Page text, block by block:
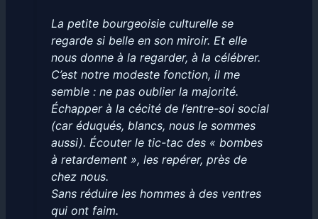
La petite bourgeoisie culturelle se
regarde si belle en son miroir. Et elle
nous donne à la regarder, à la célébrer.
C’est notre modeste fonction, il me
semble : ne pas oublier la majorité.
Échapper à la cécité de l’entre-soi social
(car éduqués, blancs, nous le sommes
aussi). Écouter le tic-tac des « bombes
à retardement », les repérer, près de
chez nous.
Sans réduire les hommes à des ventres
qui ont faim.